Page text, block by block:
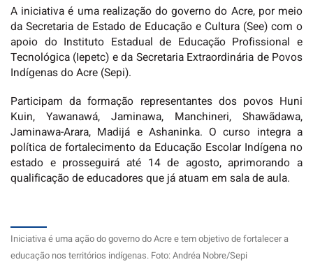
A iniciativa é uma realização do governo do Acre, por meio
da Secretaria de Estado de Educação e Cultura (See) com o
apoio do Instituto Estadual de Educação Profissional e
Tecnológica (Iepetc) e da Secretaria Extraordinária de Povos
Indígenas do Acre (Sepi).
Participam da formação representantes dos povos Huni
Kuin, Yawanawá, Jaminawa, Manchineri, Shawãdawa,
Jaminawa-Arara, Madijá e Ashaninka. O curso integra a
política de fortalecimento da Educação Escolar Indígena no
estado e prosseguirá até 14 de agosto, aprimorando a
qualificação de educadores que já atuam em sala de aula.
Iniciativa é uma ação do governo do Acre e tem objetivo de fortalecer a
educação nos territórios indígenas. Foto: Andréa Nobre/Sepi